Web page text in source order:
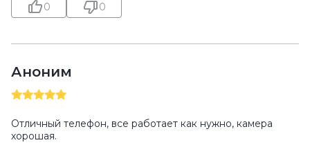
0 0
Аноним
Отличный телефон, все работает как нужно, камера
хорошая.